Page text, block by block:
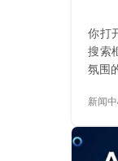
你打
搜索
氛围
新闻